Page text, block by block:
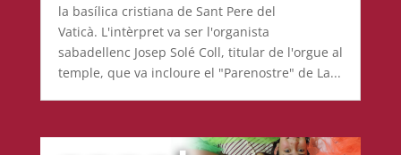
la basílica cristiana de Sant Pere del
Vaticà. L'intèrpret va ser l'organista
sabadellenc Josep Solé Coll, titular de l'orgue al
temple, que va incloure el "Parenostre" de La...